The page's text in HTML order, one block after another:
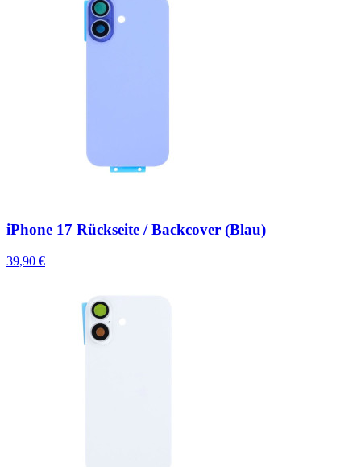
iPhone 17 Rückseite / Backcover (Blau)
39,90 €